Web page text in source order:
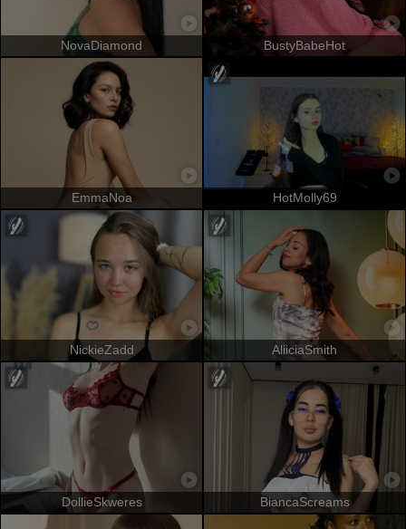
NovaDiamond BustyBabeHot
EmmaNoa HotMolly69
NickieZadd AliiciaSmith
DollieSkweres BiancaScreams